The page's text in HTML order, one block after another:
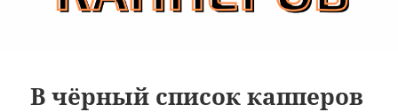
В чёрный список капперов